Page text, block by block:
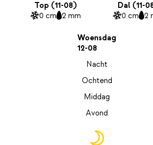
Top (11-08)
0 cm 2 mm
Dal (11-
0 cm 2
Woensdag
12-08
Nacht
Ochtend
Middag
Avond